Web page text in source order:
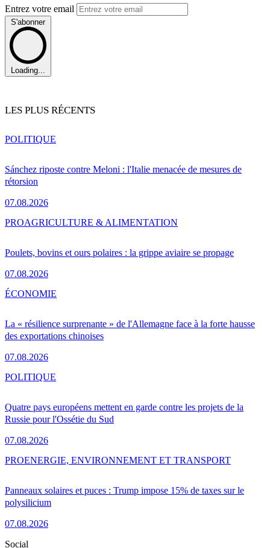
Entrez votre email
S'abonner
Loading...
LES PLUS RÉCENTS
Sánchez riposte contre Meloni : l'Italie menacée de mesures de
rétorsion
07.08.2026
POLITIQUE
Poulets, bovins et ours polaires : la grippe aviaire se propage
07.08.2026
PROAGRICULTURE & ALIMENTATION
La « résilience surprenante » de l'Allemagne face à la forte hausse
des exportations chinoises
07.08.2026
ÉCONOMIE
Quatre pays européens mettent en garde contre les projets de la
Russie pour l'Ossétie du Sud
07.08.2026
POLITIQUE
Panneaux solaires et puces : Trump impose 15% de taxes sur le
polysilicium
07.08.2026
PROENERGIE, ENVIRONNEMENT ET TRANSPORT
Social